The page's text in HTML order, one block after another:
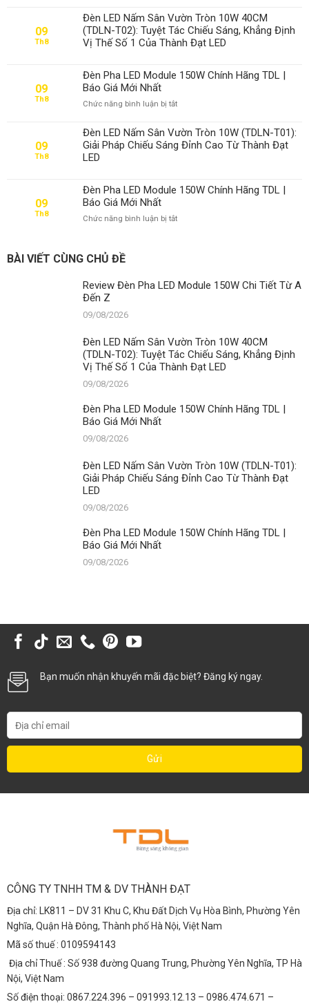
Đèn
Pha
LED
Module
Chi
A
Z
09
Th8
Đèn LED Nấm Sân Vườn Tròn 10W 40CM
(TDLN-T02): Tuyệt Tác Chiếu Sáng, Khẳng Định
Vị Thế Số 1 Của Thành Đạt LED
09
Th8
Đèn Pha LED Module 150W Chính Hãng TDL |
Báo Giá Mới Nhất
Chức năng bình luận bị tắtở
Pha
LED
Module
Hãng
Báo
09
Th8
Đèn LED Nấm Sân Vườn Tròn 10W (TDLN-T01):
Giải Pháp Chiếu Sáng Đỉnh Cao Từ Thành Đạt
LED
09
Th8
Đèn Pha LED Module 150W Chính Hãng TDL |
Báo Giá Mới Nhất
Chức năng bình luận bị tắtở
Chính
Báo
Giá
Mới
Nhất
BÀI VIẾT CÙNG CHỦ ĐỀ
Review Đèn Pha LED Module 150W Chi Tiết Từ A
Đến Z
09/08/2026
Đèn LED Nấm Sân Vườn Tròn 10W 40CM
(TDLN-T02): Tuyệt Tác Chiếu Sáng, Khẳng Định
Vị Thế Số 1 Của Thành Đạt LED
09/08/2026
Đèn Pha LED Module 150W Chính Hãng TDL |
Báo Giá Mới Nhất
09/08/2026
Đèn LED Nấm Sân Vườn Tròn 10W (TDLN-T01):
Giải Pháp Chiếu Sáng Đỉnh Cao Từ Thành Đạt
LED
09/08/2026
Đèn Pha LED Module 150W Chính Hãng TDL |
Báo Giá Mới Nhất
09/08/2026
Bạn muốn nhận khuyến mãi đặc biệt? Đăng ký ngay.
CÔNG TY TNHH TM & DV THÀNH ĐẠT
Địa chỉ: LK811 – DV 31 Khu C, Khu Đất Dịch Vụ Hòa Bình, Phường Yên
Nghĩa, Quận Hà Đông, Thành phố Hà Nội, Việt Nam
Mã số thuế : 0109594143
Địa chỉ Thuế : Số 938 đường Quang Trung, Phường Yên Nghĩa, TP Hà
Nội, Việt Nam
Số điện thoại: 0867.224.396 – 091993.12.13 – 0986.474.671 –